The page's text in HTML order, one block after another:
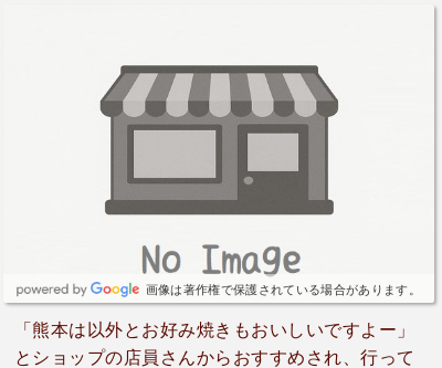
画像は著作権で保護されている場合があります。
「熊本は以外とお好み焼きもおいしいですよー」
とショップの店員さんからおすすめされ、行って